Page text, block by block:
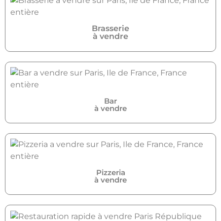
Brasserie
à vendre
Bar
à vendre
Pizzeria
à vendre